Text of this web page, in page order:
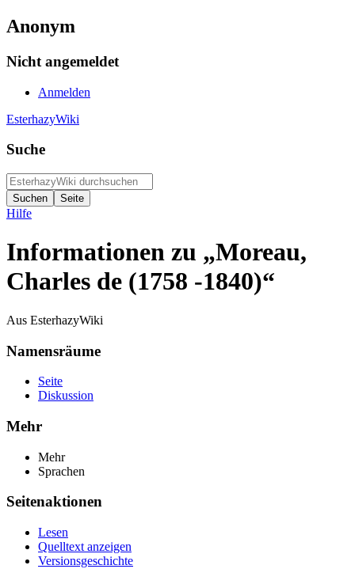
Anonym
Nicht angemeldet
Anmelden
EsterhazyWiki
Suche
Hilfe
Informationen zu „Moreau,
Charles de (1758 -1840)“
Aus EsterhazyWiki
Namensräume
Seite
Diskussion
Mehr
Mehr
Sprachen
Seitenaktionen
Lesen
Quelltext anzeigen
Versionsgeschichte